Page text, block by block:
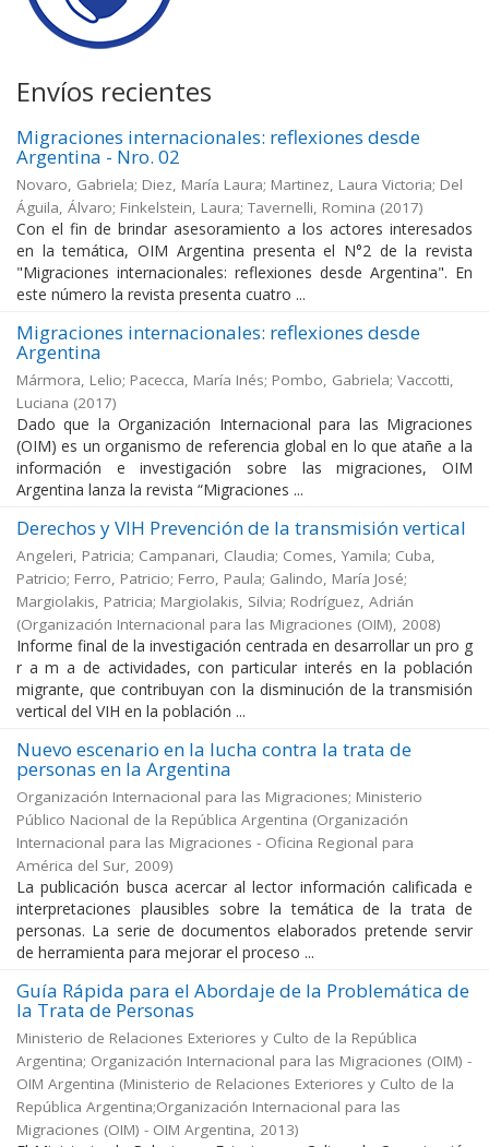
Envíos recientes
Migraciones internacionales: reflexiones desde
Argentina - Nro. 02
Novaro, Gabriela; Diez, María Laura; Martinez, Laura Victoria; Del
Águila, Álvaro; Finkelstein, Laura; Tavernelli, Romina (2017)
Con el fin de brindar asesoramiento a los actores interesados
en la temática, OIM Argentina presenta el N°2 de la revista
"Migraciones internacionales: reflexiones desde Argentina". En
este número la revista presenta cuatro ...
Migraciones internacionales: reflexiones desde
Argentina
Mármora, Lelio; Pacecca, María Inés; Pombo, Gabriela; Vaccotti,
Luciana (2017)
Dado que la Organización Internacional para las Migraciones
(OIM) es un organismo de referencia global en lo que atañe a la
información e investigación sobre las migraciones, OIM
Argentina lanza la revista “Migraciones ...
Derechos y VIH Prevención de la transmisión vertical
Angeleri, Patricia; Campanari, Claudia; Comes, Yamila; Cuba,
Patricio; Ferro, Patricio; Ferro, Paula; Galindo, María José;
Margiolakis, Patricia; Margiolakis, Silvia; Rodríguez, Adrián
(Organización Internacional para las Migraciones (OIM), 2008)
Informe final de la investigación centrada en desarrollar un pro g
r a m a de actividades, con particular interés en la población
migrante, que contribuyan con la disminución de la transmisión
vertical del VIH en la población ...
Nuevo escenario en la lucha contra la trata de
personas en la Argentina
Organización Internacional para las Migraciones; Ministerio
Público Nacional de la República Argentina (Organización
Internacional para las Migraciones - Oficina Regional para
América del Sur, 2009)
La publicación busca acercar al lector información calificada e
interpretaciones plausibles sobre la temática de la trata de
personas. La serie de documentos elaborados pretende servir
de herramienta para mejorar el proceso ...
Guía Rápida para el Abordaje de la Problemática de
la Trata de Personas
Ministerio de Relaciones Exteriores y Culto de la República
Argentina; Organización Internacional para las Migraciones (OIM) -
OIM Argentina (Ministerio de Relaciones Exteriores y Culto de la
República Argentina;Organización Internacional para las
Migraciones (OIM) - OIM Argentina, 2013)